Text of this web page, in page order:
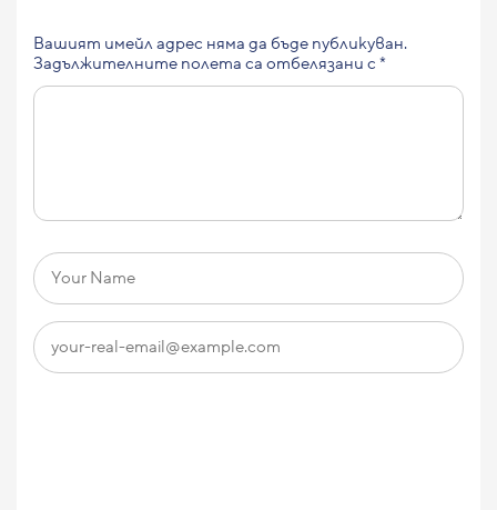
Вашият имейл адрес няма да бъде публикуван.
Задължителните полета са отбелязани с *